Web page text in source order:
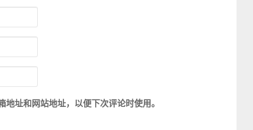
址和网站地址，以便下次评论时使用。